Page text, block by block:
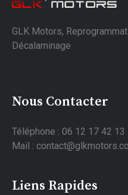
GLK Motors,
Décalaminage
Nous Contacter
Téléphone : 06 12 17 42 13
Mail :
Liens Rapides